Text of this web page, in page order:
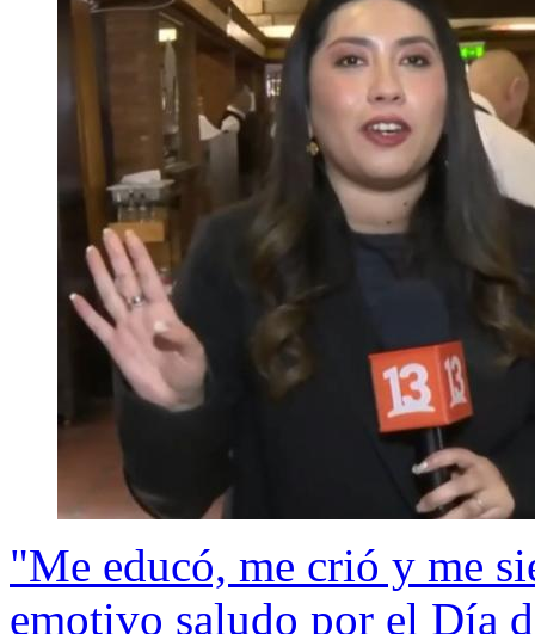
"Me educó, me crió y me
emotivo saludo por el Día